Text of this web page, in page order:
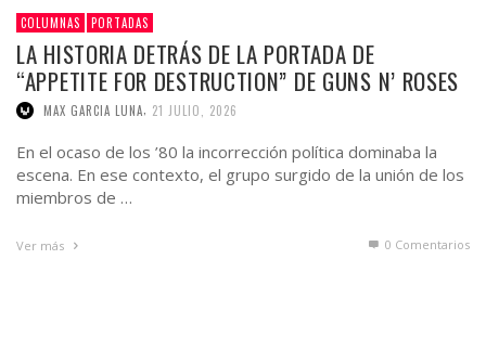
COLUMNAS PORTADAS
LA HISTORIA DETRÁS DE LA PORTADA DE
“APPETITE FOR DESTRUCTION” DE GUNS N’ ROSES
MAX GARCIA LUNA, 21 JULIO, 2026
En el ocaso de los ’80 la incorrección política dominaba la
escena. En ese contexto, el grupo surgido de la unión de los
miembros de …
Ver más 0 Comentarios